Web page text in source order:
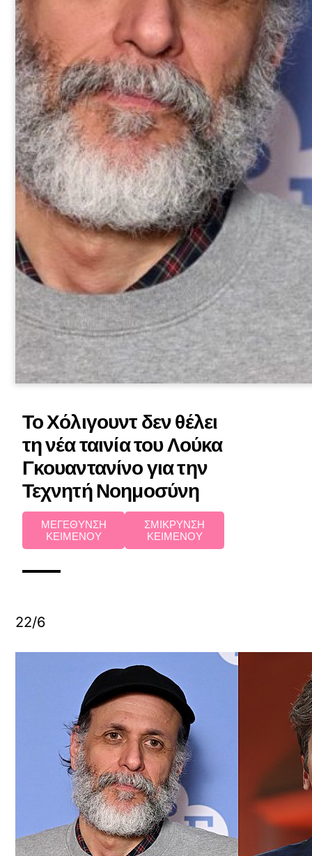
Το Χόλιγουντ δεν θέλει
τη νέα ταινία του Λούκα
Γκουαντανίνο για την
Τεχνητή Νοημοσύνη
ΜΕΓΕΘΥΝΣΗ
ΚΕΙΜΕΝΟΥ
ΣΜΙΚΡΥΝΣΗ
ΚΕΙΜΕΝΟΥ
22/6